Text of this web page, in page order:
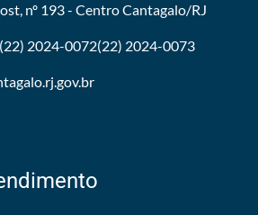
nº 193 - CentroCantagalo/RJ
(22) 2024-0072(22) 2024-0073